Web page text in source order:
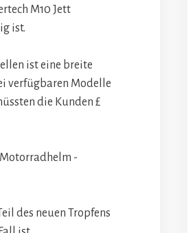
M10 Jett
ist.
ist eine breite
verfügbaren Modelle
die Kunden £
-
des neuen Tropfens